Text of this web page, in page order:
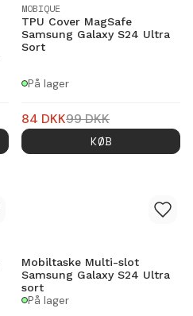
MOBIQUE
TPU Cover MagSafe
Samsung Galaxy S24 Ultra
Sort
På lager
84 DKK99DKK
KØB
Mobiltaske Multi-slot
Samsung Galaxy S24 Ultra
sort
På lager